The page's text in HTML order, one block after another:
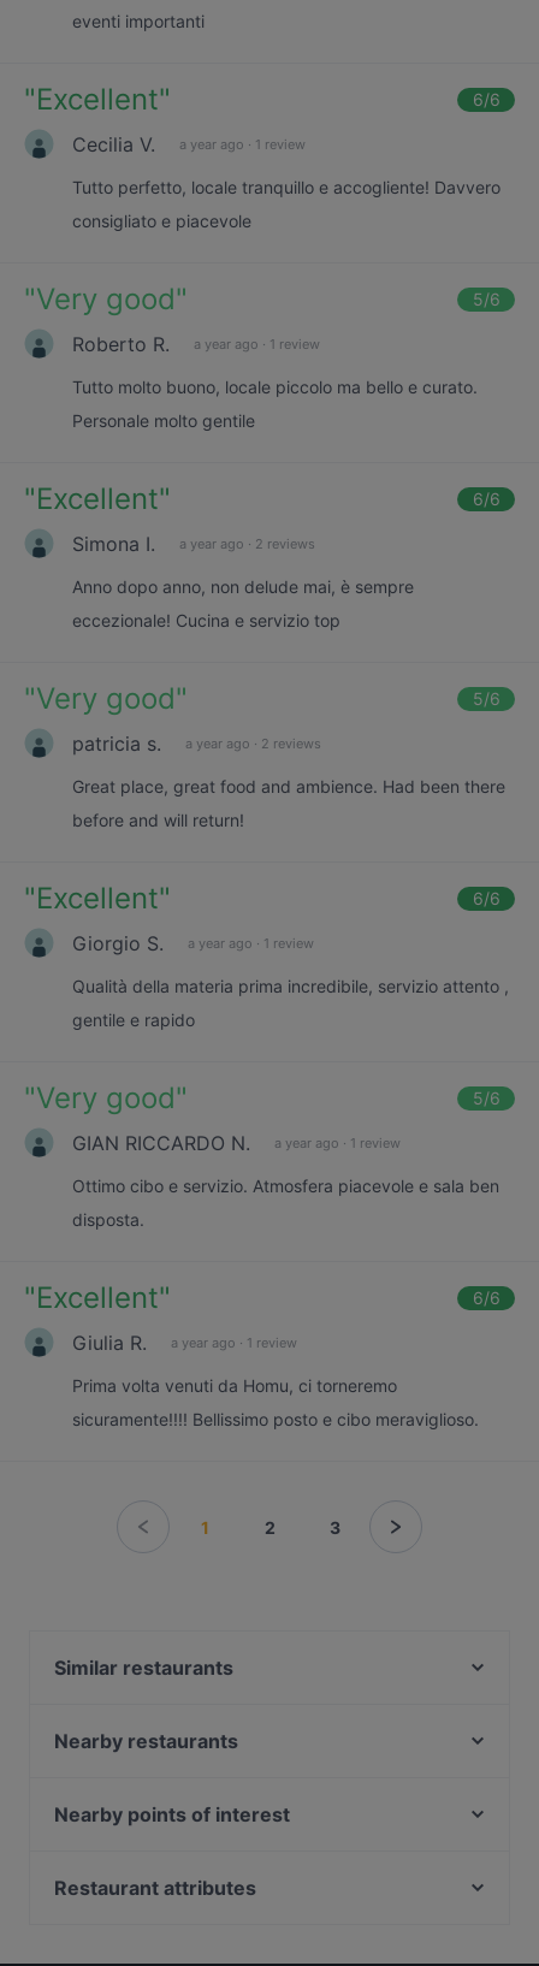
eventi importanti
"Excellent" 6/6
Cecilia V. a year ago · 1 review
Tutto perfetto, locale tranquillo e accogliente! Davvero
consigliato e piacevole
"Very good" 5/6
Roberto R. a year ago · 1 review
Tutto molto buono, locale piccolo ma bello e curato.
Personale molto gentile
"Excellent" 6/6
Simona I. a year ago · 2 reviews
Anno dopo anno, non delude mai, è sempre
eccezionale! Cucina e servizio top
"Very good" 5/6
patricia s. a year ago · 2 reviews
Great place, great food and ambience. Had been there
before and will return!
"Excellent" 6/6
Giorgio S. a year ago · 1 review
Qualità della materia prima incredibile, servizio attento ,
gentile e rapido
"Very good" 5/6
GIAN RICCARDO N. a year ago · 1 review
Ottimo cibo e servizio. Atmosfera piacevole e sala ben
disposta.
"Excellent" 6/6
Giulia R. a year ago · 1 review
Prima volta venuti da Homu, ci torneremo
sicuramente!!!! Bellissimo posto e cibo meraviglioso.
1 2 3
Similar restaurants
Pizze & Cozze
Pizzeria Ristorante Turati 39
Fujiyama Nizza
Nearby restaurants
D.ONE Torino
Nearby points of interest
Stazione Pozzuoli, Naples
Restaurant attributes